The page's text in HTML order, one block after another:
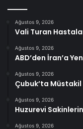
Ağustos 9, 2026
Vali Turan
Ağustos 9, 2026
ABD’den İran’a
Ağustos 9, 2026
Çubuk’ta Müstakil
Ağustos 9, 2026
Huzurevi
Ağustos 9, 2026